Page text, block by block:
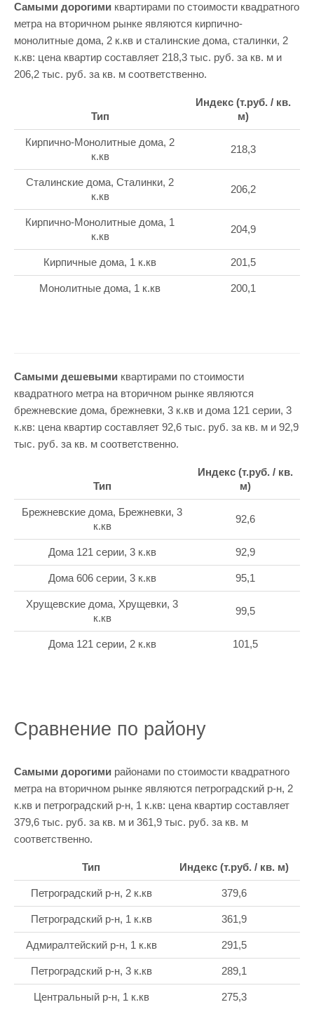
Самыми дорогими квартирами по стоимости квадратного
метра на вторичном рынке являются кирпично-
монолитные дома, 2 к.кв и сталинские дома, сталинки, 2
к.кв: цена квартир составляет 218,3 тыс. руб. за кв. м и
206,2 тыс. руб. за кв. м соответственно.
Тип
Индекс (т.руб. / кв.
м)
Кирпично-Монолитные дома, 2
к.кв
218,3
Сталинские дома, Сталинки, 2
к.кв
206,2
Кирпично-Монолитные дома, 1
к.кв
204,9
Кирпичные дома, 1 к.кв 201,5
Монолитные дома, 1 к.кв 200,1
Самыми дешевыми квартирами по стоимости
квадратного метра на вторичном рынке являются
брежневские дома, брежневки, 3 к.кв и дома 121 серии, 3
к.кв: цена квартир составляет 92,6 тыс. руб. за кв. м и 92,9
тыс. руб. за кв. м соответственно.
Тип
Индекс (т.руб. / кв.
м)
Брежневские дома, Брежневки, 3
к.кв
92,6
Дома 121 серии, 3 к.кв 92,9
Дома 606 серии, 3 к.кв 95,1
Хрущевские дома, Хрущевки, 3
к.кв
99,5
Дома 121 серии, 2 к.кв 101,5
Сравнение по району
Самыми дорогими районами по стоимости квадратного
метра на вторичном рынке являются петроградский р-н, 2
к.кв и петроградский р-н, 1 к.кв: цена квартир составляет
379,6 тыс. руб. за кв. м и 361,9 тыс. руб. за кв. м
соответственно.
Тип Индекс (т.руб. / кв. м)
Петроградский р-н, 2 к.кв 379,6
Петроградский р-н, 1 к.кв 361,9
Адмиралтейский р-н, 1 к.кв 291,5
Петроградский р-н, 3 к.кв 289,1
Центральный р-н, 1 к.кв 275,3